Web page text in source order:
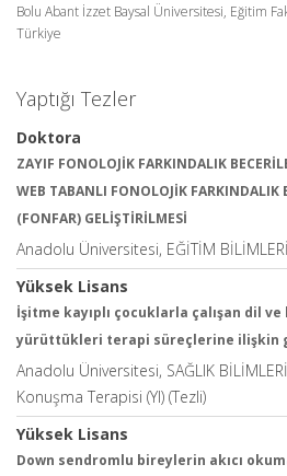
Bolu Abant İzzet Baysal Üniversitesi, Eğitim
Türkiye
Yaptığı Tezler
Doktora
ZAYIF FONOLOJİK FARKINDALIK
WEB TABANLI FONOLOJİK FARKINDALIK
(FONFAR) GELİŞTİRİLMESİ
Anadolu Üniversitesi, EĞİTİM
Yüksek Lisans
İşitme kayıplı çocuklarla çalışan dil
yürüttükleri terapi süreçlerine ilişkin
Anadolu Üniversitesi, SAĞLIK
Konuşma Terapisi (Yl) (Tezli)
Yüksek Lisans
Down sendromlu bireylerin akıcı